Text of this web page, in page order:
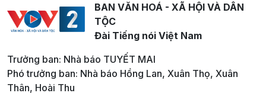
BAN VĂN HOÁ - XÃ HỘI VÀ DÂN
TỘC
Đài Tiếng nói Việt Nam
Trưởng ban: Nhà báo TUYẾT MAI
Phó trưởng ban: Nhà báo Hồng Lan, Xuân Thọ, Xuân
Thân, Hoài Thu